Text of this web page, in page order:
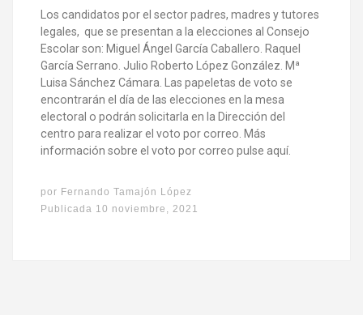
Los candidatos por el sector padres, madres y tutores
legales, que se presentan a la elecciones al Consejo
Escolar son: Miguel Ángel García Caballero. Raquel
García Serrano. Julio Roberto López González. Mª
Luisa Sánchez Cámara. Las papeletas de voto se
encontrarán el día de las elecciones en la mesa
electoral o podrán solicitarla en la Dirección del
centro para realizar el voto por correo. Más
información sobre el voto por correo pulse aquí.
por Fernando Tamajón López
Publicada 10 noviembre, 2021